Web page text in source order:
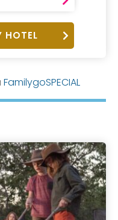
HOTEL
FamilygoSPECIAL